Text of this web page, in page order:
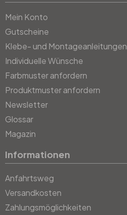
Mein Konto
Gutscheine
Klebe- und Montageanleitungen
Individuelle Wünsche
Farbmuster anfordern
Produktmuster anfordern
Newsletter
Glossar
Magazin
Informationen
Anfahrtsweg
Versandkosten
Zahlungsmöglichkeiten